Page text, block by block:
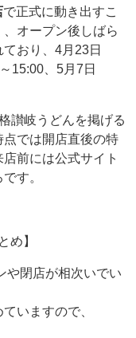
で正式に動き出すこ
オープン後しばら
おり、4月23日
15:00、5月7日
讃岐うどんを掲げる
では開店直後の特
前には公式サイト
す。
め】
や閉店が相次いでい
いますので、